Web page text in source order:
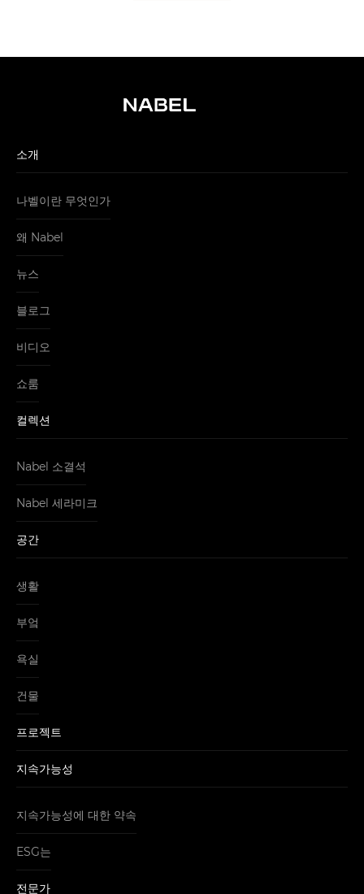
소개
나벨이란 무엇인가
왜 Nabel
뉴스
블로그
비디오
쇼룸
컬렉션
Nabel 소결석
Nabel 세라미크
공간
생활
부엌
욕실
건물
프로젝트
지속가능성
지속가능성에 대한 약속
ESG는
전문가